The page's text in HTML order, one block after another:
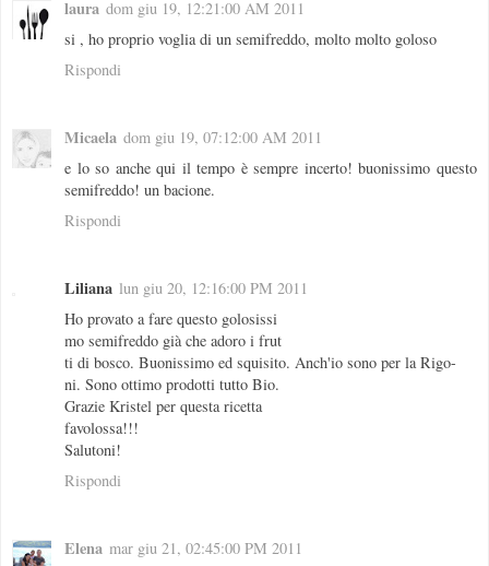
laura dom giu 19, 12:21:00 AM 2011
si , ho proprio voglia di un semifreddo, molto molto goloso
Rispondi
Micaela dom giu 19, 07:12:00 AM 2011
e lo so anche qui il tempo è sempre incerto! buonissimo questo
semifreddo! un bacione.
Rispondi
Liliana lun giu 20, 12:16:00 PM 2011
Ho provato a fare questo golosissi
mo semifreddo già che adoro i frut
ti di bosco. Buonissimo ed squisito. Anch'io sono per la Rigo-
ni. Sono ottimo prodotti tutto Bio.
Grazie Kristel per questa ricetta
favolossa!!!
Salutoni!
Rispondi
Elena mar giu 21, 02:45:00 PM 2011